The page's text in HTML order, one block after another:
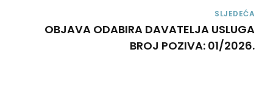
SLJEDEĆA
OBJAVA ODABIRA DAVATELJA USLUGA
BROJ POZIVA: 01/2026.